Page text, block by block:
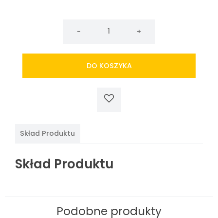
Pasta
czerwona
50g
DO KOSZYKA
Skład Produktu
Skład Produktu
Podobne produkty